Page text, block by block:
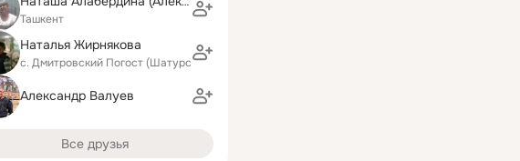
Ташкент
Наталья Жирнякова
с. Дмитровский Погост (Шатурский район)
Александр Валуев
Все друзья